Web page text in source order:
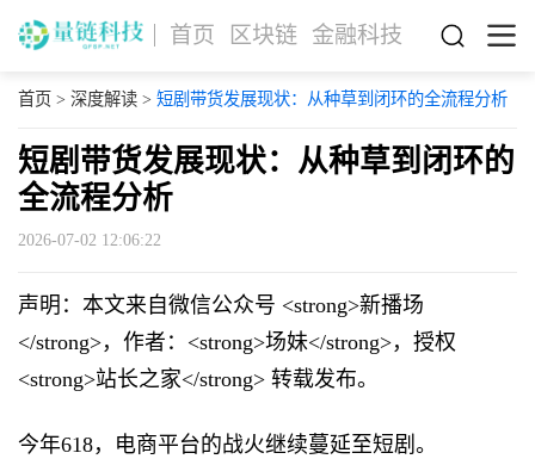
首页 区块链 金融科技
首页 > 深度解读> 短剧带货发展现状：从种草到闭环的全流程分析
短剧带货发展现状：从种草到闭环的
全流程分析
2026-07-02 12:06:22
声明：本文来自微信公众号 <strong>新播场
</strong>，作者：<strong>场妹</strong>，授权
<strong>站长之家</strong> 转载发布。
今年618，电商平台的战火继续蔓延至短剧。